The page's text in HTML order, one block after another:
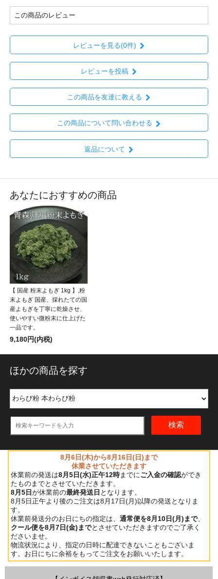
この商品のレビュー
レビューを見る(0件)
レビューを投稿
この商品を友達に教える
この商品について問い合わせる
返品について
あなたにおすすめの商品
【 国産 粉末よもぎ 1kg 】,粉
末よもぎ 国産、採れたての国
産よもぎを丁寧に乾燥させ、
使いやすい微粉末に仕上げた
一品です。
9,180円(内税)
ほかの商品を探す
検索
8月6日(木)から8月16日(日)まで
休業させていただきます
休業前の発送は8月5日(水)正午12時までにご入金の確認ができ
たものまでとさせていただきます。
8月5日が休業前の最終発送日 となります。
8月5日正午より後のご注文は8月17日(月)以降の発送となりま
す。
休業前発送分のお日にちの指定は、通常便を8月10日(月)まで、
クール便を8月7日(金)までとさせていただきますのでご了承く
ださいませ。
物流状況により、指定の日時に配達できないこともございま
す。お日にちに余裕をもってご注文をお願いいたします。